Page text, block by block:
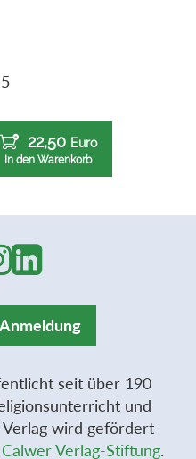
22,50 Euro
In den Warenkorb
seit über 190
und
wird gefördert
Calwer Verlag-Stiftung.